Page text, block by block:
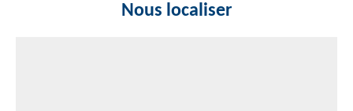
Nous localiser